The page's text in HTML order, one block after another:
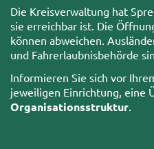
Die Kreisverwaltung hat
sie erreichbar ist. Die
können abweichen.
und Fahrerlaubnisbehörde
Informieren Sie sich vor
jeweiligen Einrichtung, eine
Organisationsstruktur